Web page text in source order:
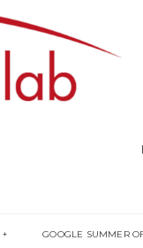
GOOGLE SUMMER